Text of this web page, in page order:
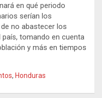
en qué periodo
serían los
no abastecer los
tomando en cuenta
y más en tiempos
, Honduras